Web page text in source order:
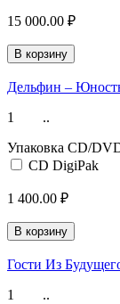
15 000.00 ₽
В корзину
Дельфин ‎–
1 ..
Упаковка CD/
CD DigiPak
1 400.00 ₽
В корзину
Гости Из
1 ..